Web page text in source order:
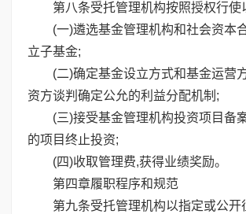
第八条受托管理机构按照授权行使
(一)遴选基金管理机构和社会资本
立子基金;
(二)确定基金设立方式和基金运营
资方谈判确定公允的利益分配机制;
(三)接受基金管理机构投资项目备
的项目终止投资;
(四)收取管理费,获得业绩奖励。
第四章履职程序和规范
第九条受托管理机构以指定或公开